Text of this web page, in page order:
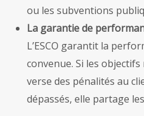
ou les subventions
La garantie de
L’ESCO garantit la
convenue. Si les
verse des pénalités au
dépassés, elle partage